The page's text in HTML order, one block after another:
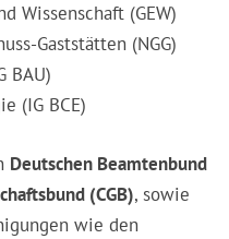
Wissenschaft (GEW)
Gaststätten (NGG)
BAU)
(IG BCE)
Deutschen Beamtenbund
(CGB), sowie
wie den